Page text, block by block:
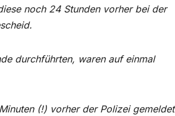
noch 24 Stunden vorher bei der
durchführten, waren auf einmal
(!) vorher der Polizei gemeldet